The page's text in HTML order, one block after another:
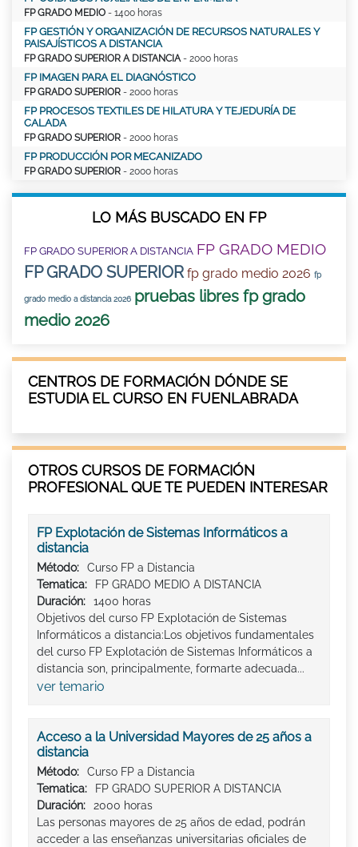
FP GRADO MEDIO - 1400 horas
FP GESTIÓN Y ORGANIZACIÓN DE RECURSOS NATURALES Y
PAISAJÍSTICOS A DISTANCIA
FP GRADO SUPERIOR A DISTANCIA - 2000 horas
FP IMAGEN PARA EL DIAGNÓSTICO
FP GRADO SUPERIOR - 2000 horas
FP PROCESOS TEXTILES DE HILATURA Y TEJEDURÍA DE
CALADA
FP GRADO SUPERIOR - 2000 horas
FP PRODUCCIÓN POR MECANIZADO
FP GRADO SUPERIOR - 2000 horas
LO MÁS BUSCADO EN FP
FP GRADO SUPERIOR A DISTANCIA FP GRADO MEDIO
FP GRADO SUPERIOR fp grado medio 2026 fp
grado medio a distancia 2026 pruebas libres fp grado
medio 2026
CENTROS DE FORMACIÓN DÓNDE SE
ESTUDIA EL CURSO EN FUENLABRADA
OTROS CURSOS DE FORMACIÓN
PROFESIONAL QUE TE PUEDEN INTERESAR
FP Explotación de Sistemas Informáticos a
distancia
Método:
Curso FP a Distancia
Tematica:
FP GRADO MEDIO A DISTANCIA
Duración:
1400 horas
Objetivos del curso FP Explotación de Sistemas
Informáticos a distancia:Los objetivos fundamentales
del curso FP Explotación de Sistemas Informáticos a
distancia son, principalmente, formarte adecuada...
ver temario
Acceso a la Universidad Mayores de 25 años a
distancia
Método:
Curso FP a Distancia
Tematica:
FP GRADO SUPERIOR A DISTANCIA
Duración:
2000 horas
Las personas mayores de 25 años de edad, podrán
acceder a las enseñanzas universitarias oficiales de